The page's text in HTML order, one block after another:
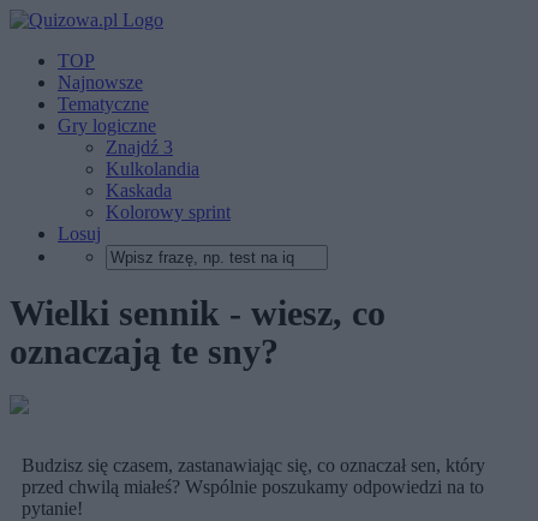
TOP
Najnowsze
Tematyczne
Gry logiczne
Znajdź 3
Kulkolandia
Kaskada
Kolorowy sprint
Losuj
Wielki sennik - wiesz, co
oznaczają te sny?
Budzisz się czasem, zastanawiając się, co oznaczał sen, który
przed chwilą miałeś? Wspólnie poszukamy odpowiedzi na to
pytanie!